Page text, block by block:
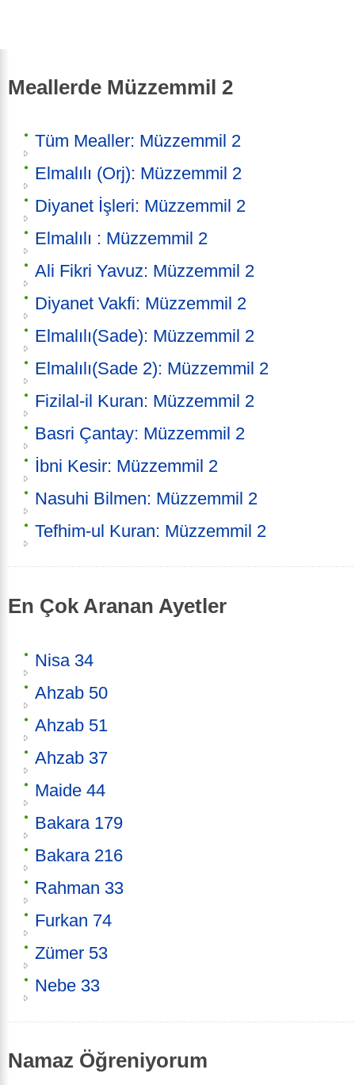
Meallerde Müzzemmil 2
Tüm Mealler: Müzzemmil 2
Elmalılı (Orj): Müzzemmil 2
Diyanet İşleri: Müzzemmil 2
Elmalılı : Müzzemmil 2
Ali Fikri Yavuz: Müzzemmil 2
Diyanet Vakfi: Müzzemmil 2
Elmalılı(Sade): Müzzemmil 2
Elmalılı(Sade 2): Müzzemmil 2
Fizilal-il Kuran: Müzzemmil 2
Basri Çantay: Müzzemmil 2
İbni Kesir: Müzzemmil 2
Nasuhi Bilmen: Müzzemmil 2
Tefhim-ul Kuran: Müzzemmil 2
En Çok Aranan Ayetler
Nisa 34
Ahzab 50
Ahzab 51
Ahzab 37
Maide 44
Bakara 179
Bakara 216
Rahman 33
Furkan 74
Zümer 53
Nebe 33
Namaz Öğreniyorum